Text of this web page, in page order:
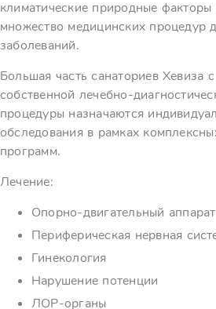
климатические природные
множество медицинских процедур
заболеваний.
Большая часть санаториев Хевиза
собственной лечебно-
процедуры назначаются
обследования в рамках
программ.
Лечение:
Опорно-двигательный аппарат
Периферическая нервная
Гинекология
Нарушение потенции
ЛОР-органы